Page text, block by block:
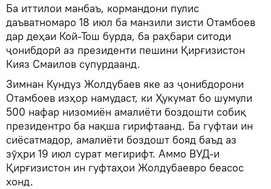
Ба иттилои манбаъ, кормандони пулис
даъватномаро 18 июл ба манзили зисти Отамбоев
дар деҳаи Кой-Тош бурда, ба раҳбари ситоди
ҷонибдорӣ аз президенти пешини Қирғизистон
Кияз Смаилов супурдаанд.
Зимнан Кундуз Жолдубаев яке аз ҷонибдорони
Отамбоев изҳор намудаст, ки Ҳукумат бо шумули
500 нафар низомиён амалиёти боздошти собиқ
президентро ба нақша гирифтаанд. Ба гуфтаи ин
сиёсатмадор, амалиёти боздошт бояд баъд аз
зӯҳри 19 июл сурат мегирифт. Аммо ВУД-и
Қирғизистон ин гуфтаҳои Жолдубаевро беасос
хонд.